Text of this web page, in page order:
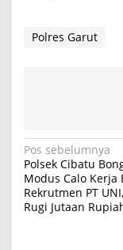
Polres Garut
Navigasi
pos
Pos sebelumnya
Polsek Cibatu
Modus Calo Kerja
Rekrutmen PT
Rugi Jutaan